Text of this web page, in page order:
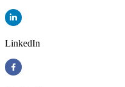
LinkedIn